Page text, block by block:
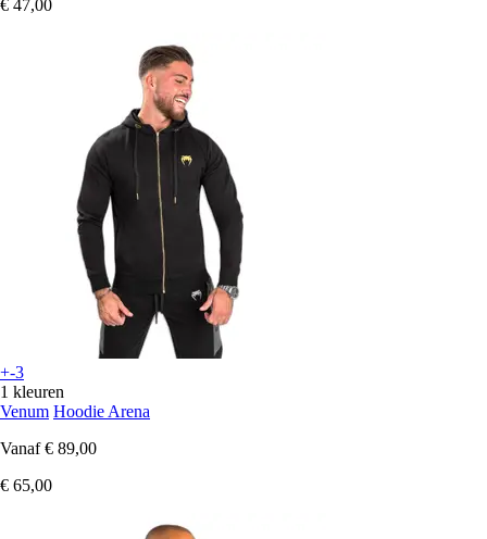
€ 47,00
+-3
1 kleuren
Venum Hoodie Arena
Vanaf € 89,00
€ 65,00